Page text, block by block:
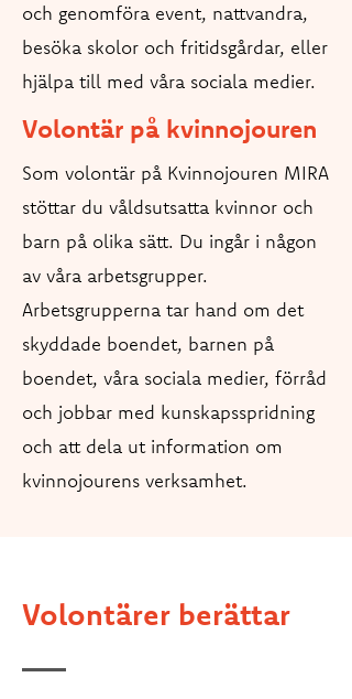
och genomföra event, nattvandra,
besöka skolor och fritidsgårdar, eller
hjälpa till med våra sociala medier.
Volontär på kvinnojouren
Som volontär på Kvinnojouren MIRA
stöttar du våldsutsatta kvinnor och
barn på olika sätt. Du ingår i någon
av våra arbetsgrupper.
Arbetsgrupperna tar hand om det
skyddade boendet, barnen på
boendet, våra sociala medier, förråd
och jobbar med kunskapsspridning
och att dela ut information om
kvinnojourens verksamhet.
Volontärer berättar